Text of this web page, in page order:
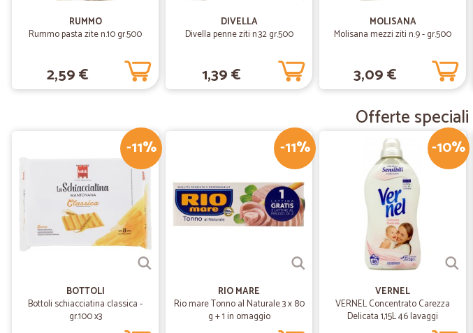
RUMMO
Rummo pasta zite n.10 gr.500
2,59 €
DIVELLA
Divella penne ziti n.32 gr.500
1,39 €
MOLISANA
Molisana mezzi ziti n.9 - gr.500
3,09 €
Offerte
-11%
BOTTOLI
Bottoli schiacciatina classica -
gr.100 x3
-11%
RIO MARE
Rio mare Tonno al Naturale 3 x 80
g + 1 in omaggio
-10%
VERNEL
VERNEL Concentrato Carezza
Delicata 1,15L 46 lavaggi